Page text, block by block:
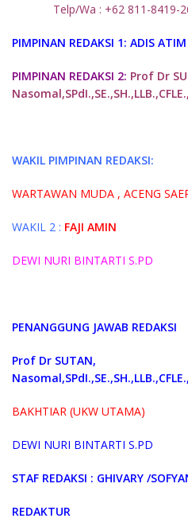
Telp/Wa : +62 811-8419-
PIMPINAN REDAKSI 1: ADIS
PIMPINAN REDAKSI 2: Prof Dr
WAKIL PIMPINAN REDAKSI:
WARTAWAN MUDA , ACENG
WAKIL 2 : FAJI AMIN
DEWI NURI BINTARTI S.PD
PENANGGUNG JAWAB REDAKSI
Prof Dr SUTAN,
BAKHTIAR (UKW UTAMA)
DEWI NURI BINTARTI S.PD
STAF REDAKSI : GHIVARY /
REDAKTUR